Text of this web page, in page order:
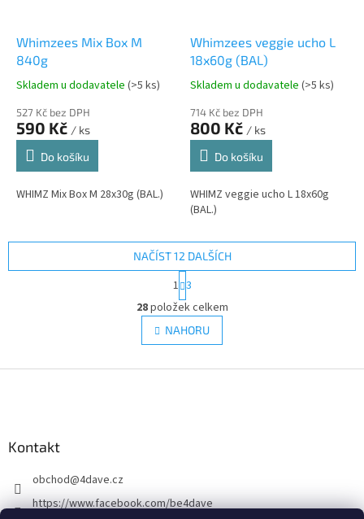
Whimzees Mix Box M
840g
Skladem u dodavatele (>5 ks)
527 Kč bez DPH
590 Kč / ks
Do košíku
WHIMZ Mix Box M 28x30g (BAL.)
Whimzees veggie ucho L
18x60g (BAL)
Skladem u dodavatele (>5 ks)
714 Kč bez DPH
800 Kč / ks
Do košíku
WHIMZ veggie ucho L 18x60g
(BAL.)
O
v
l
á
v
NAČÍST 12 DALŠÍCH
t
r
á
n
k
v
1 3
28položek celkem
NAHORU
Kontakt
obchod@4dave.cz
https://www.facebook.com/be4dave